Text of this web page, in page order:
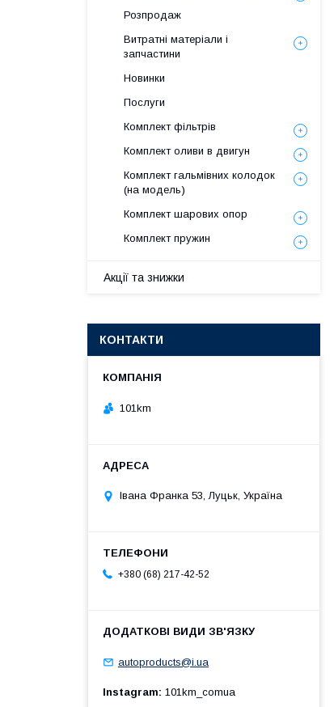
Розпродаж
Витратні матеріали і
запчастини
Новинки
Послуги
Комплект фільтрів
Комплект оливи в двигун
Комплект гальмівних колодок
(на модель)
Комплект шарових опор
Комплект пружин
Акції та знижки
КОНТАКТИ
101km
Івана Франка 53, Луцьк, Україна
+380 (68) 217-42-52
autoproducts@i.ua
Instagram 101km_comua